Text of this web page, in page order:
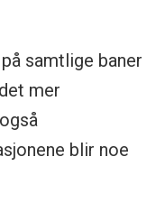
samtlige baner
mer
blir noe